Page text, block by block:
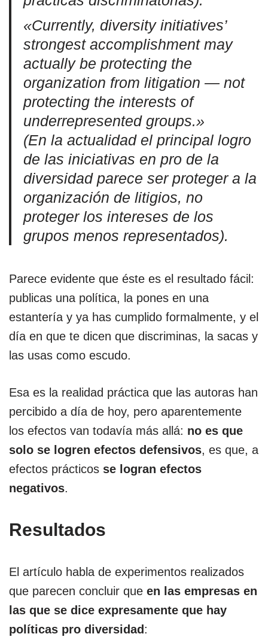
«Currently, diversity initiatives’
strongest accomplishment may
actually be protecting the
organization from litigation — not
protecting the interests of
underrepresented groups.»
(En la actualidad el principal logro
de las iniciativas en pro de la
diversidad parece ser proteger a la
organización de litigios, no
proteger los intereses de los
grupos menos representados).
Parece evidente que éste es el resultado fácil:
publicas una política, la pones en una
estantería y ya has cumplido formalmente, y el
día en que te dicen que discriminas, la sacas y
las usas como escudo.
Esa es la realidad práctica que las autoras han
percibido a día de hoy, pero aparentemente
los efectos van todavía más allá: no es que
solo se logren efectos defensivos, es que, a
efectos prácticos se logran efectos
negativos.
Resultados
El artículo habla de experimentos realizados
que parecen concluir que en las empresas en
las que se dice expresamente que hay
políticas pro diversidad :